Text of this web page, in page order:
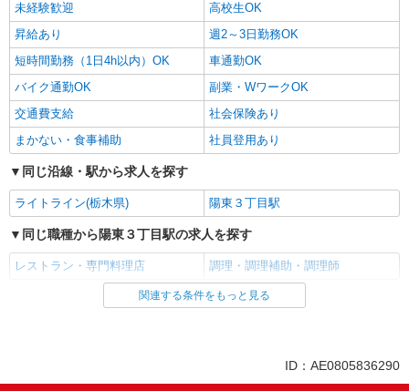
未経験歓迎
高校生OK
昇給あり
週2～3日勤務OK
短時間勤務（1日4h以内）OK
車通勤OK
バイク通勤OK
副業・WワークOK
交通費支給
社会保険あり
まかない・食事補助
社員登用あり
同じ沿線・駅から求人を探す
ライトライン(栃木県) 陽東３丁目駅
同じ職種から陽東３丁目駅の求人を探す
レストラン・専門料理店 調理・調理補助・調理師
同じ雇用形態から陽東３丁目駅の求人を探す
関連する条件をもっと見る
ID：AE0805836290